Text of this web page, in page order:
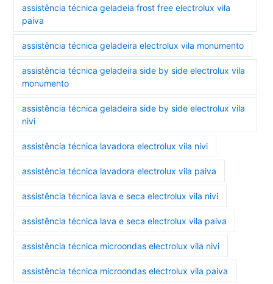
assistência técnica geladeia frost free electrolux vila
paiva
assistência técnica geladeira electrolux vila monumento
assistência técnica geladeira side by side electrolux vila
monumento
assistência técnica geladeira side by side electrolux vila
nivi
assistência técnica lavadora electrolux vila nivi
assistência técnica lavadora electrolux vila paiva
assistência técnica lava e seca electrolux vila nivi
assistência técnica lava e seca electrolux vila paiva
assistência técnica microondas electrolux vila nivi
assistência técnica microondas electrolux vila paiva